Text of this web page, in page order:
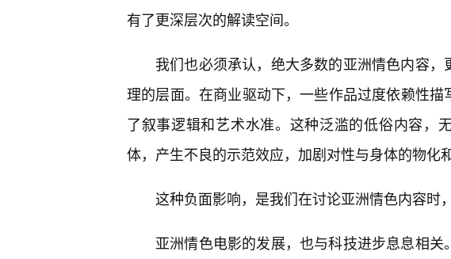
有了更深层次的解读空间。
我们也必须承认，绝大多数的亚洲情色内容
理的层面。在商业驱动下，一些作品过度依赖性
了叙事逻辑和艺术水准。这种泛滥的低俗内容，
体，产生不良的示范效应，加剧对性与身体的物化
这种负面影响，是我们在讨论亚洲情色内容时
亚洲情色电影的发展，也与科技进步息息相